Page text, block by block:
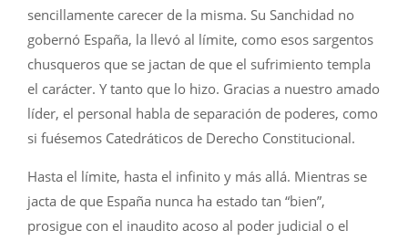
sencillamente carecer de la misma. Su Sanchidad no
gobernó España, la llevó al límite, como esos sargentos
chusqueros que se jactan de que el sufrimiento templa
el carácter. Y tanto que lo hizo. Gracias a nuestro amado
líder, el personal habla de separación de poderes, como
si fuésemos Catedráticos de Derecho Constitucional.
Hasta el límite, hasta el infinito y más allá. Mientras se
jacta de que España nunca ha estado tan “bien”,
prosigue con el inaudito acoso al poder judicial o el